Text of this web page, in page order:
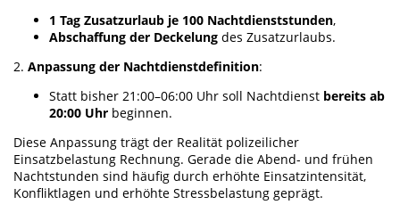
1 Tag Zusatzurlaub je 100 Nachtdienststunden,
Abschaffung der Deckelung des Zusatzurlaubs.
2. Anpassung der Nachtdienstdefinition:
Statt bisher 21:00–06:00 Uhr soll Nachtdienst bereits ab
20:00 Uhr beginnen.
Diese Anpassung trägt der Realität polizeilicher
Einsatzbelastung Rechnung. Gerade die Abend- und frühen
Nachtstunden sind häufig durch erhöhte Einsatzintensität,
Konfliktlagen und erhöhte Stressbelastung geprägt.